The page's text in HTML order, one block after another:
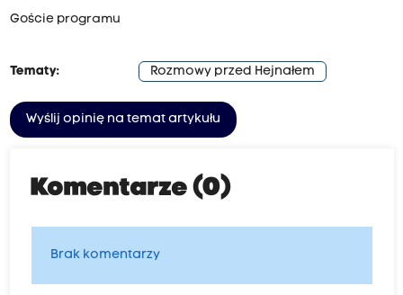
Goście programu
Tematy: Rozmowy przed Hejnałem
Wyślij opinię na temat artykułu
Komentarze (0)
Brak komentarzy